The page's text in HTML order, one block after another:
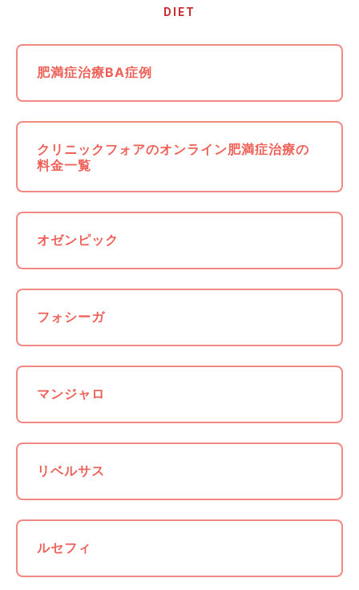
DIET
肥満症治療BA症例
クリニックフォアのオンライン肥満症治療の
料金一覧
オゼンピック
フォシーガ
マンジャロ
リベルサス
ルセフィ